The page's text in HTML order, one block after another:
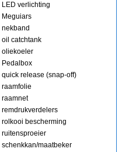
LED verlichting
Meguiars
nekband
oil catchtank
oliekoeler
Pedalbox
quick release (snap-off)
raamfolie
raamnet
remdrukverdelers
rolkooi bescherming
ruitensproeier
schenkkan/maatbeker